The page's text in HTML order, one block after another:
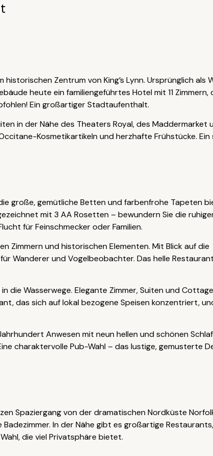
Zentrum von King’s Lynn. Ursprünglich als
heute ein familiengeführtes Hotel mit 11 Zimmern,
Ein großartiger Stadtaufenthalt.
in der Nähe des Theaters Royal, des Maddermarket
Kosmetikartikeln und herzhafte Frühstücke. Ein
große, gemütliche Betten und farbenfrohe Tapeten
mit 3 AA Rosetten – bewundern Sie die
für Feinschmecker oder Familien.
Zimmern und historischen Elementen. Mit Blick auf die
Wanderer und Vogelbeobachter. Das helle
Wasserwege. Elegante Zimmer, Suiten und
das sich auf lokal bezogene Speisen konzentriert,
Anwesen mit neun hellen und schönen
charaktervolle Pub-Wahl – das lustige, gemusterte
Spaziergang von der dramatischen Nordküste
In der Nähe gibt es großartige
die viel Privatsphäre bietet.